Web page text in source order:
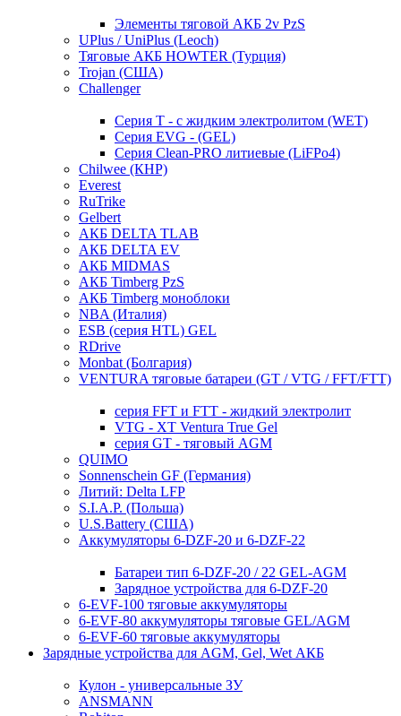
Элементы тяговой АКБ 2v PzS
UPlus / UniPlus (Leoch)
Тяговые АКБ HOWTER (Турция)
Trojan (США)
Challenger
Серия T - с жидким электролитом (WET)
Серия EVG - (GEL)
Серия Clean-PRO литиевые (LiFPo4)
Chilwee (КНР)
Everest
RuTrike
Gelbert
АКБ DELTA TLAB
АКБ DELTA EV
АКБ MIDMAS
АКБ Timberg PzS
АКБ Timberg моноблоки
NBA (Италия)
ESB (серия HTL) GEL
RDrive
Monbat (Болгария)
VENTURA тяговые батареи (GT / VTG / FFT/FTT)
серия FFT и FTT - жидкий электролит
VTG - XT Ventura True Gel
серия GT - тяговый AGM
QUIMO
Sonnenschein GF (Германия)
Литий: Delta LFP
S.I.A.P. (Польша)
U.S.Battery (США)
Аккумуляторы 6-DZF-20 и 6-DZF-22
Батареи тип 6-DZF-20 / 22 GEL-AGM
Зарядное устройства для 6-DZF-20
6-EVF-100 тяговые аккумуляторы
6-EVF-80 аккумуляторы тяговые GEL/AGM
6-EVF-60 тяговые аккумуляторы
Зарядные устройства для AGM, Gel, Wet АКБ
Кулон - универсальные ЗУ
ANSMANN